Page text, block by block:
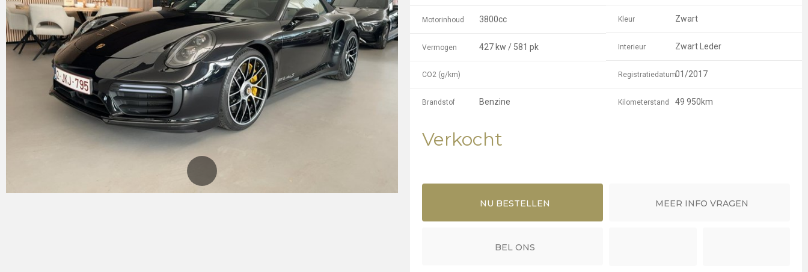
Motorinhoud 3800cc
Vermogen 427 kw / 581 pk
CO2 (g/km)
Brandstof Benzine
Kleur Zwart
Interieur Zwart Leder
Registratiedatum01/2017
Kilometerstand 49 950km
Verkocht
NU BESTELLEN MEER INFO VRAGEN
BEL ONS